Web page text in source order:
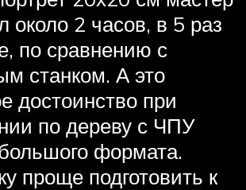
около 2 часов, в 5 раз
по сравнению с
станком. А это
достоинство при
по дереву с ЧПУ
формата.
проще подготовить к